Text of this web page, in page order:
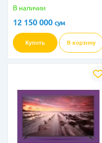
HR-405MDBG/HF
В наличии
12 150 000 сум
Купить В корзину